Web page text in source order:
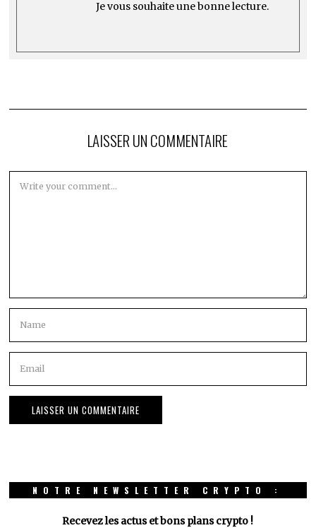
Je vous souhaite une bonne lecture.
LAISSER UN COMMENTAIRE
NOTRE NEWSLETTER CRYPTO :
Recevez les actus et bons plans crypto !